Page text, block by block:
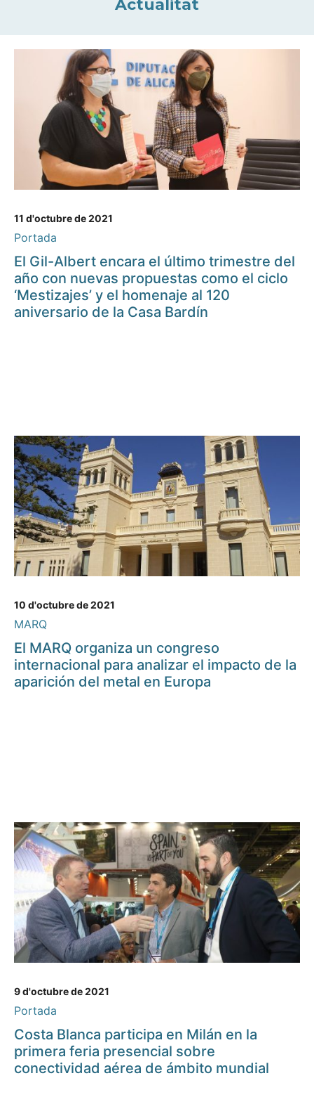
Actualitat
11 d'octubre de 2021
Portada
El Gil-Albert encara el último trimestre del
año con nuevas propuestas como el ciclo
‘Mestizajes’ y el homenaje al 120
aniversario de la Casa Bardín
10 d'octubre de 2021
MARQ
El MARQ organiza un congreso
internacional para analizar el impacto de la
aparición del metal en Europa
9 d'octubre de 2021
Portada
Costa Blanca participa en Milán en la
primera feria presencial sobre
conectividad aérea de ámbito mundial